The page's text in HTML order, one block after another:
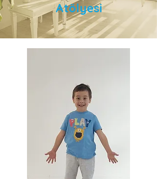
Atölyesi